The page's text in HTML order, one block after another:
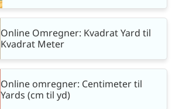
Online Omregner: Kvadrat Yard til
Kvadrat Meter
Online omregner: Centimeter til
Yards (cm til yd)